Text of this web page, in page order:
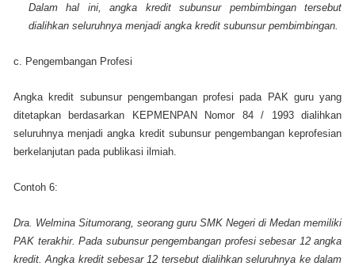
Dalam hal ini, angka kredit subunsur pembimbingan tersebut
dialihkan seluruhnya menjadi angka kredit subunsur pembimbingan.
c. Pengembangan Profesi
Angka kredit subunsur pengembangan profesi pada PAK guru yang
ditetapkan berdasarkan KEPMENPAN Nomor 84 / 1993 dialihkan
seluruhnya menjadi angka kredit subunsur pengembangan keprofesian
berkelanjutan pada publikasi ilmiah.
Contoh 6:
Dra. Welmina Situmorang, seorang guru SMK Negeri di Medan memiliki
PAK terakhir. Pada subunsur pengembangan profesi sebesar 12 angka
kredit. Angka kredit sebesar 12 tersebut dialihkan seluruhnya ke dalam